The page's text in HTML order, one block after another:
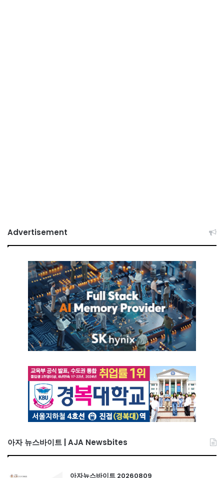
Advertisement
아자 뉴스바이트 | AJA Newsbites
아자뉴스바이트 20260809